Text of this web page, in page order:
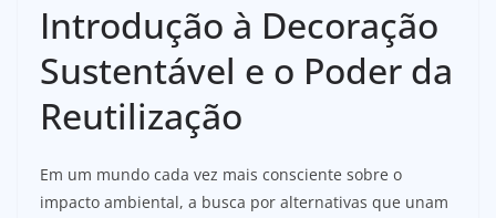
Introdução à Decoração
Sustentável e o Poder da
Reutilização
Em um mundo cada vez mais consciente sobre o
impacto ambiental, a busca por alternativas que unam